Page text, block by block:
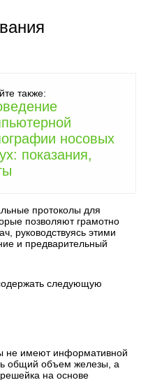
также:
носовых
показания,
протоколы для
позволяют грамотно
руководствуясь этими
и предварительный
следующую
не имеют информативной
общий объем железы, а
на основе